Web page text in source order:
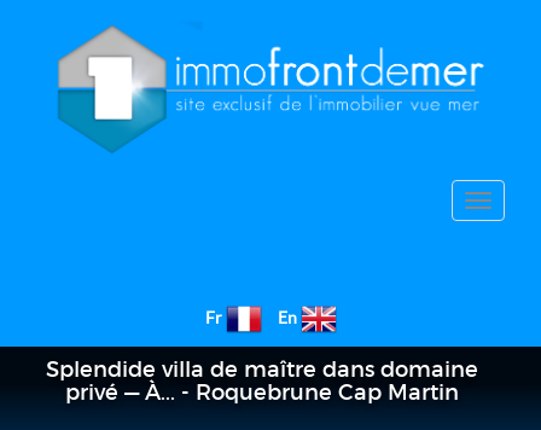
Toggle
Fr En
Splendide villa de maître dans domaine
privé — À... - Roquebrune Cap Martin